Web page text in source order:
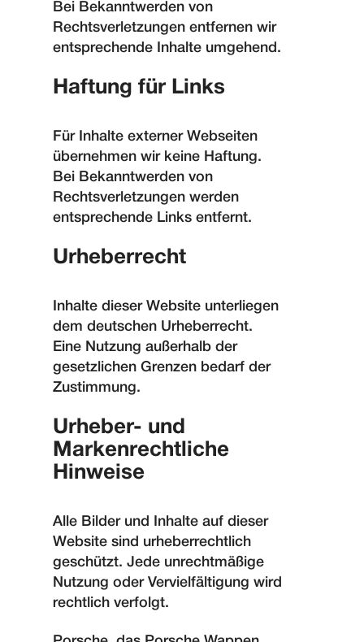
Bei Bekanntwerden von
Rechtsverletzungen entfernen wir
entsprechende Inhalte umgehend.
Haftung für Links
Für Inhalte externer Webseiten
übernehmen wir keine Haftung.
Bei Bekanntwerden von
Rechtsverletzungen werden
entsprechende Links entfernt.
Urheberrecht
Inhalte dieser Website unterliegen
dem deutschen Urheberrecht.
Eine Nutzung außerhalb der
gesetzlichen Grenzen bedarf der
Zustimmung.
Urheber- und
Markenrechtliche
Hinweise
Alle Bilder und Inhalte auf dieser
Website sind urheberrechtlich
geschützt. Jede unrechtmäßige
Nutzung oder Vervielfältigung wird
rechtlich verfolgt.